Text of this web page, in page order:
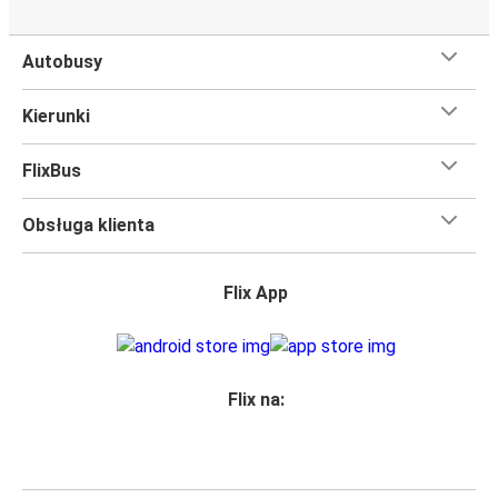
oznacza wygodną podróż w wielkim stylu, z
udogodnieniami
Większość naszych autobusów jest wyposażona w
jedną sztuka bagażu
nawet jeśli wybierasz się w długą podróż, nie musisz się
martwić, że nie wystarczy Ci miejsca w bagażu.
w naszych autobusach
zakupu biletu. Do wyboru maszmiejsce klasyczne,
Autobusy
Kierunki
FlixBus
Obsługa klienta
Flix App
Flix na: